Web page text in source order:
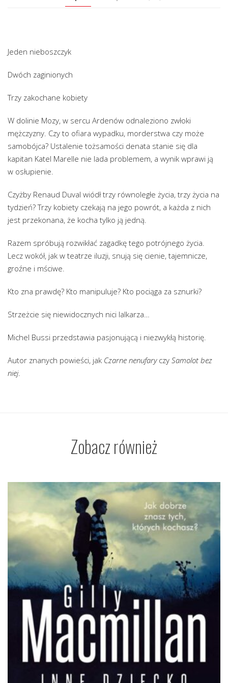
Jeden nieboszczyk
Dwóch zaginionych
Trzy zakochane kobiety
W dolinie Mozy, w sercu Ardenów odnaleziono zwłoki
mężczyzny. Czy to ofiara wypadku, morderstwa czy może
samobójca? Ustalenie tożsamości denata stanie się dla
kapitan Katel Marelle nie lada problemem, a wynik wprawi ją
w osłupienie.
Czyżby Renaud Duval wiódł trzy równoległe życia, trzy życia na
tydzień? Trzy kobiety czekają na jego powrót, a każda z nich
jest przekonana, że kocha tylko ją jedną.
Razem spróbują rozwikłać zagadkę tego potrójnego życia.
Lecz wokół, jak w teatrze iluzji, snują się cienie, tajemnicze,
groźne i mściwe.
Kto zna prawdę? Kto manipuluje? Kto pociąga za sznurki?
Strzeżcie się niewidocznych nici lalkarza…
Michel Bussi przedstawia pasjonującą i niezwykłą historię.
Autor znanych powieści, jak Czarne nenufaryczy Samolot bez
niej.
Zobacz również